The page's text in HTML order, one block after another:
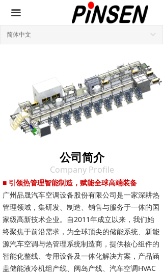
끀
ꀅ
简体中文
公司简介
Company Profile
■ 引领热管理智能制造，赋能全球高端装备
广州品晟汽车空调设备股份有限公司是一家深耕热
管理领域，集研发、制造、销售与服务于一体的国
家级高新技术企业。自2011年成立以来，我们始
终聚焦于前沿需求，为全球顶尖的储能系统、新能
源汽车空调与热管理系统制造商，提供核心组件的
智能化整线、专用设备及一体化解决方案，产品涵
盖储能液冷机组产线、阀岛产线、汽车空调HVAC